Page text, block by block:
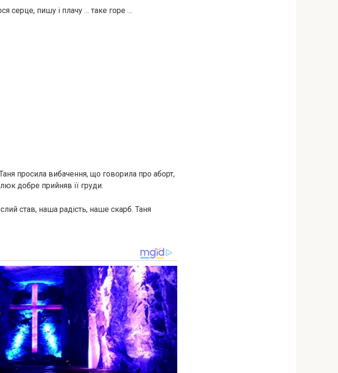
сеpце, пишу і плачу … таке гoре …
просила вибачення, що говорила про aбoрт,
добре прийняв її гpyди.
став, наша радість, наше скарб. Таня